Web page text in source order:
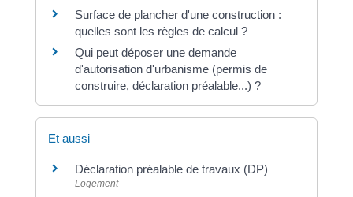
Surface de plancher d'une construction :
quelles sont les règles de calcul ?
Qui peut déposer une demande
d'autorisation d'urbanisme (permis de
construire, déclaration préalable...) ?
Et aussi
Déclaration préalable de travaux (DP)
Logement